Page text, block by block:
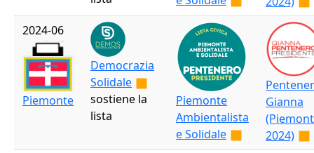
2024-06
Piemonte
Democrazia
Solidale
sostiene la
lista
Piemonte
Ambientalista
e Solidale
Gianna
2024)